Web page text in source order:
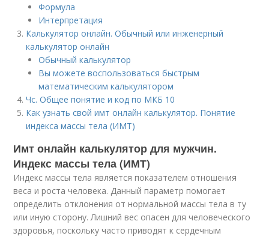
Формула
Интерпретация
Калькулятор онлайн. Обычный или инженерный
калькулятор онлайн
Обычный калькулятор
Вы можете воспользоваться быстрым
математическим калькулятором
Чс. Общее понятие и код по МКБ 10
Как узнать свой имт онлайн калькулятор. Понятие
индекса массы тела (ИМТ)
Имт онлайн калькулятор для мужчин.
Индекс массы тела (ИМТ)
Индекс массы тела является показателем отношения
веса и роста человека. Данный параметр помогает
определить отклонения от нормальной массы тела в ту
или иную сторону. Лишний вес опасен для человеческого
здоровья, поскольку часто приводят к сердечным